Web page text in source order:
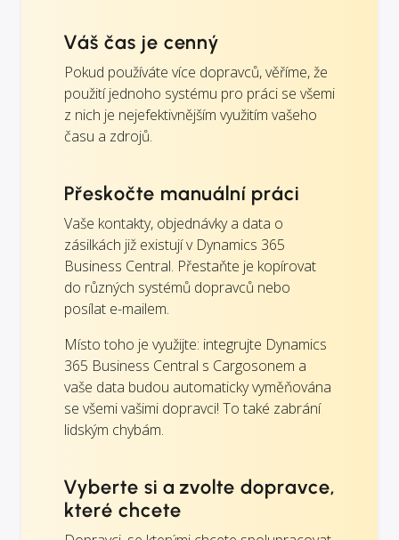
Váš čas je cenný
Pokud používáte více dopravců, věříme, že
použití jednoho systému pro práci se všemi
z nich je nejefektivnějším využitím vašeho
času a zdrojů.
Přeskočte manuální práci
Vaše kontakty, objednávky a data o
zásilkách již existují v Dynamics 365
Business Central. Přestaňte je kopírovat
do různých systémů dopravců nebo
posílat e-mailem.
Místo toho je využijte: integrujte Dynamics
365 Business Central s Cargosonem a
vaše data budou automaticky vyměňována
se všemi vašimi dopravci! To také zabrání
lidským chybám.
Vyberte si a zvolte dopravce,
které chcete